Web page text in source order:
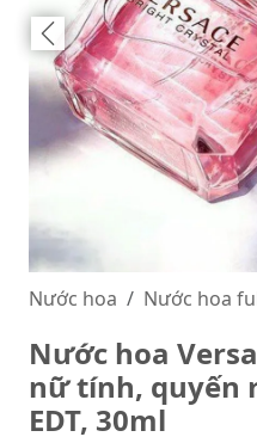
Nước hoa Nước hoa
Nước hoa
nữ tính, quyến
EDT, 30ml